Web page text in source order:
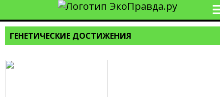
ГЕНЕТИЧЕСКИЕ ДОСТИЖЕНИЯ